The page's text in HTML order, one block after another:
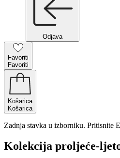
Odjava
Favoriti
Favoriti
Košarica
Košarica
Zadnja stavka u izborniku. Pritisnite
Kolekcija proljeće-